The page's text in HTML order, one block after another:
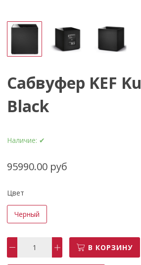
Сабвуфер KEF
Black
Наличие: ✔
95990.00 руб
Цвет
Черный
В КОРЗИНУ